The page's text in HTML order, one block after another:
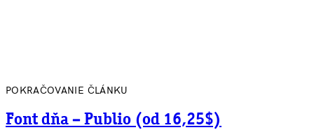
POKRAČOVANIE ČLÁNKU
Font dňa – Publio (od 16,25$)